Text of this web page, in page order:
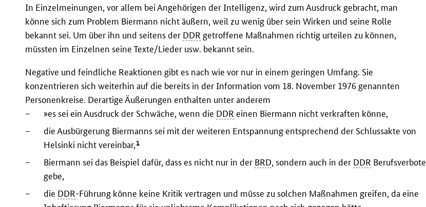
In Einzelmeinungen, vor allem bei Angehörigen der Intelligenz, wird zum Ausdruck gebracht, man
könne sich zum Problem Biermann nicht äußern, weil zu wenig über sein Wirken und seine Rolle
bekannt sei. Um über ihn und seitens der DDR getroffene Maßnahmen richtig urteilen zu können,
müssten im Einzelnen seine Texte/Lieder usw. bekannt sein.
Negative und feindliche Reaktionen gibt es nach wie vor nur in einem geringen Umfang. Sie
konzentrieren sich weiterhin auf die bereits in der Information vom 18. November 1976 genannten
Personenkreise. Derartige Äußerungen enthalten unter anderem
–
»es sei ein Ausdruck der Schwäche, wenn die DDR einen Biermann nicht verkraften könne,
–
die Ausbürgerung Biermanns sei mit der weiteren Entspannung entsprechend der Schlussakte von
Helsinki nicht vereinbar,1
– Biermann sei das Beispiel dafür, dass es nicht nur in der BRD, sondern auch in der DDR Berufsverbote
gebe,
–
die DDR-Führung könne keine Kritik vertragen und müsse zu solchen Maßnahmen greifen, da eine